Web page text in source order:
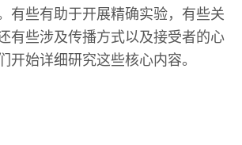
有些有助于开展精确实验，有些关
有些涉及传播方式以及接受者的心
开始详细研究这些核心内容。